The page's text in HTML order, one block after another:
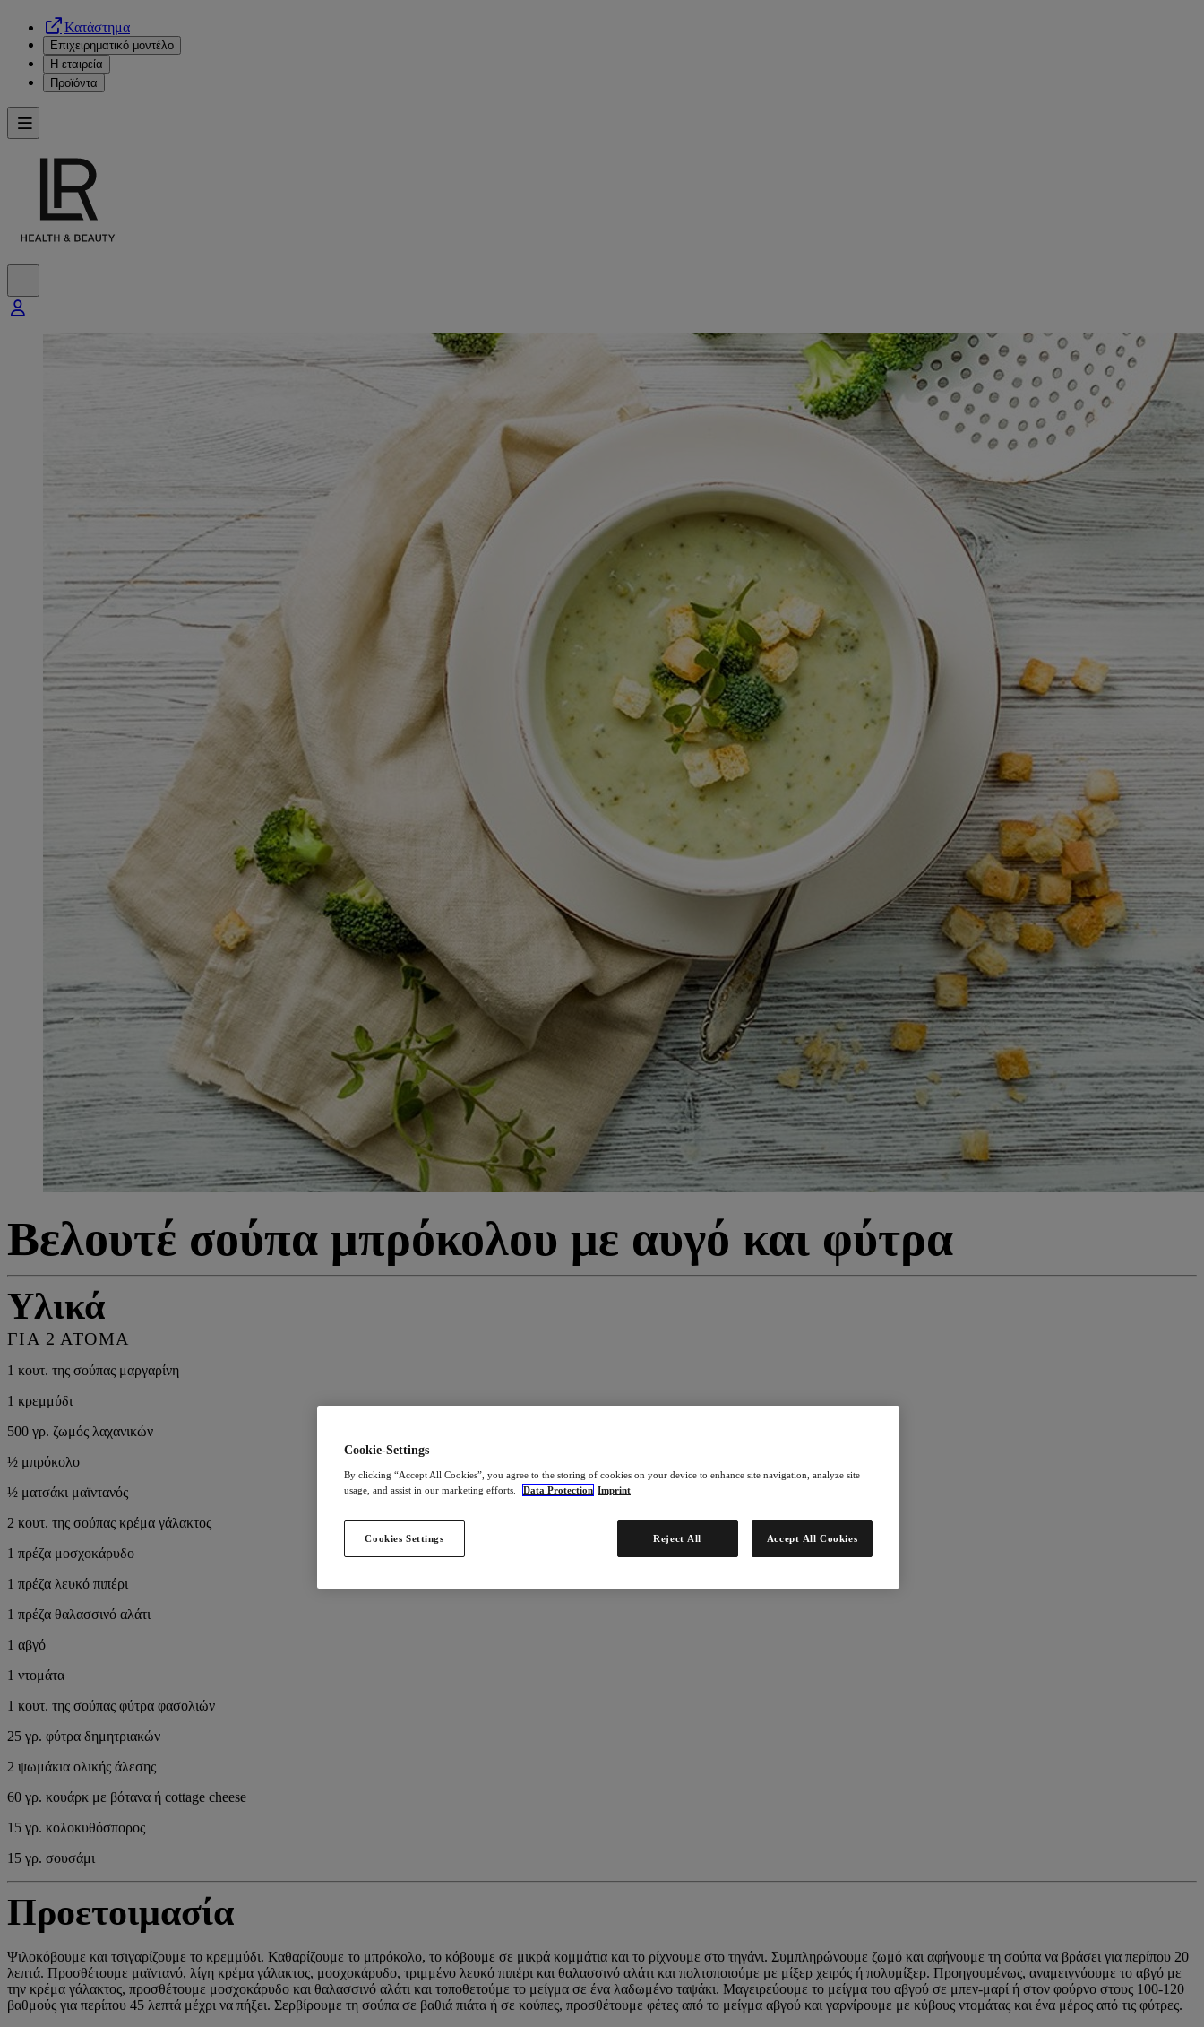
Κατάστημα
Επιχειρηματικό μοντέλο
Η εταιρεία
Προϊόντα
Βελουτέ σούπα μπρόκολου με αυγό και φύτρα
Υλικά
ΓΙΑ 2 ΑΤΟΜΑ
1 κουτ. της σούπας μαργαρίνη
1 κρεμμύδι
500 γρ. ζωμός λαχανικών
½ μπρόκολο
½ ματσάκι μαϊντανός
2 κουτ. της σούπας κρέμα γάλακτος
1 πρέζα μοσχοκάρυδο
1 πρέζα λευκό πιπέρι
1 πρέζα θαλασσινό αλάτι
1 αβγό
1 ντομάτα
1 κουτ. της σούπας φύτρα φασολιών
25 γρ. φύτρα δημητριακών
2 ψωμάκια ολικής άλεσης
60 γρ. κουάρκ με βότανα ή cottage cheese
15 γρ. κολοκυθόσπορος
15 γρ. σουσάμι
Προετοιμασία
Ψιλοκόβουμε και τσιγαρίζουμε το κρεμμύδι. Καθαρίζουμε το μπρόκολο, το κόβουμε σε μικρά κομμάτια και το ρίχνουμε στο τηγάνι. Συμπληρώνουμε ζωμό και αφήνουμε τη σούπα να βράσει για περίπου 20
λεπτά. Προσθέτουμε μαϊντανό, λίγη κρέμα γάλακτος, μοσχοκάρυδο, τριμμένο λευκό πιπέρι και θαλασσινό αλάτι και πολτοποιούμε με μίξερ χειρός ή πολυμίξερ. Προηγουμένως, αναμειγνύουμε το αβγό με
την κρέμα γάλακτος, προσθέτουμε μοσχοκάρυδο και θαλασσινό αλάτι και τοποθετούμε το μείγμα σε ένα λαδωμένο ταψάκι. Μαγειρεύουμε το μείγμα του αβγού σε μπεν-μαρί ή στον φούρνο στους 100-120
βαθμούς για περίπου 45 λεπτά μέχρι να πήξει. Σερβίρουμε τη σούπα σε βαθιά πιάτα ή σε κούπες, προσθέτουμε φέτες από το μείγμα αβγού και γαρνίρουμε με κύβους ντομάτας και ένα μέρος από τις φύτρες.
Cookie-Settings
By clicking “Accept All Cookies”, you agree to the storing of cookies on your device to enhance site navigation, analyze site
usage, and assist in our marketing efforts.
Data Protection Imprint
Cookies Settings Reject All Accept All Cookies